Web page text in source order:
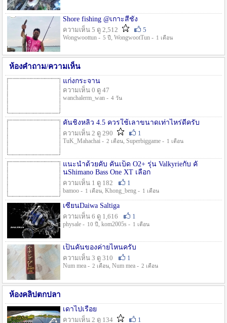
Shore fishing @เกาะสีชัง
ความเห็น 5 ดู 2,512
5
Wongwoottun - 5 ปี , WongwootTun - 1 เดือน
ห้องคำถาม/ความเห็น
แก่งกระจาน
ความเห็น 0 ดู 47
wanchalerm_wan - 4 วัน
คันชิงหลิว 4.5 ควรใช้เลาขนาดเท่าไหร่ดีครับ
ความเห็น 2 ดู 290
1
TuK_Mahachai - 2 เดือน, Superbiggame - 1 เดือน
แนะนำด้วยคับ คันเบ็ด O2+ รุ่น Valkyrieกับ คั
นShimano Bass One XT เลือก
ความเห็น 1 ดู 182
1
bamoo - 1 เดือน, Khong_beng - 1 เดือน
เซียนDaiwa Saltiga
ความเห็น 6 ดู 1,616
1
physale - 10 ปี , kom2005s - 1 เดือน
เป็นคันของค่ายไหนครับ
ความเห็น 3 ดู 310
1
Num mea - 2 เดือน, Num mea - 2 เดือน
ห้องคลิปตกปลา
เดาไปเรื่อย
ความเห็น 2 ดู 134
1